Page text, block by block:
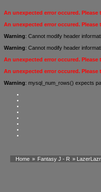
An unexpected error occured. Please
An unexpected error occured. Please
Warning: Cannot modify header
Warning: Cannot modify header
An unexpected error occured. Please
An unexpected error occured. Please
Warning: mysql_num_rows() expects
Home » Fantasy J - R »